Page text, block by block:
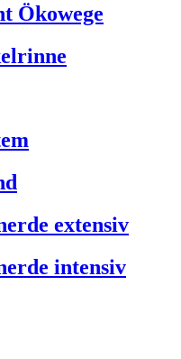
Ökowege
extensiv
intensiv